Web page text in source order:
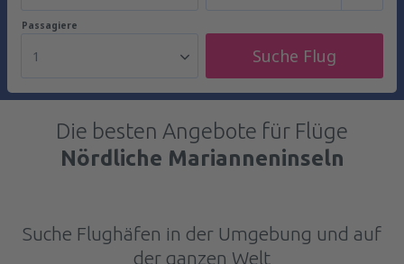
Passagiere
1 Suche Flug
Die besten Angebote für Flüge
Nördliche Marianneninseln
Suche Flughäfen in der Umgebung und auf
der ganzen Welt